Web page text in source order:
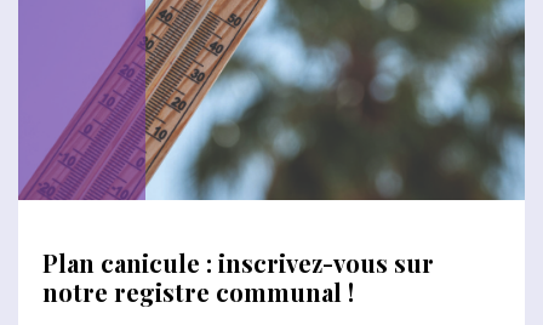
Plan canicule : inscrivez-vous sur
notre registre communal !